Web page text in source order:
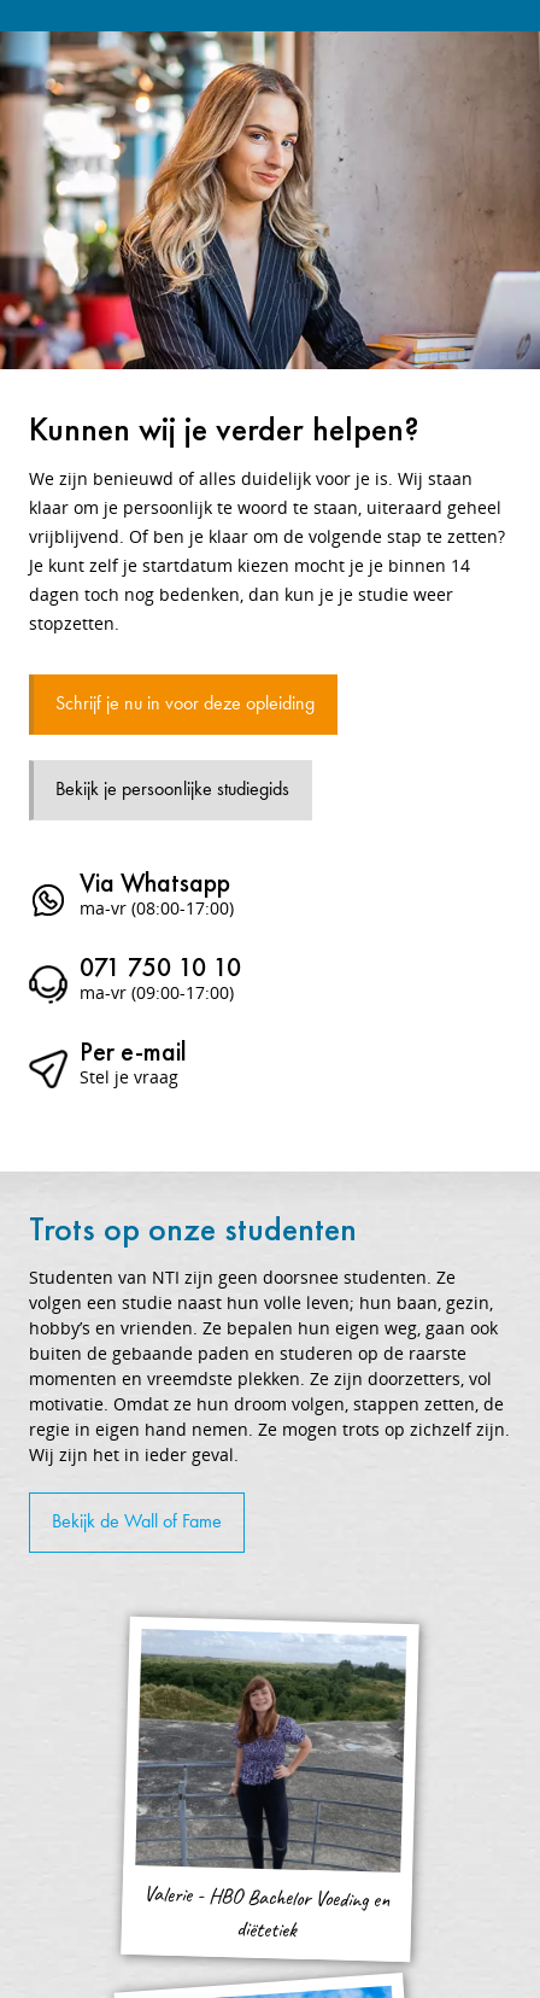
Kunnen wij je verder helpen?
We zijn benieuwd of alles duidelijk voor je is. Wij staan
klaar om je persoonlijk te woord te staan, uiteraard geheel
vrijblijvend. Of ben je klaar om de volgende stap te zetten?
Je kunt zelf je startdatum kiezen mocht je je binnen 14
dagen toch nog bedenken, dan kun je je studie weer
stopzetten.
Schrijf je nu in voor deze opleiding
Bekijk je persoonlijke studiegids
Via Whatsapp
ma-vr (08:00-17:00)
071 750 10 10
ma-vr (09:00-17:00)
Per e-mail
Stel je vraag
Trots op onze studenten
Studenten van NTI zijn geen doorsnee studenten. Ze
volgen een studie naast hun volle leven; hun baan, gezin,
hobby’s en vrienden. Ze bepalen hun eigen weg, gaan ook
buiten de gebaande paden en studeren op de raarste
momenten en vreemdste plekken. Ze zijn doorzetters, vol
motivatie. Omdat ze hun droom volgen, stappen zetten, de
regie in eigen hand nemen. Ze mogen trots op zichzelf zijn.
Wij zijn het in ieder geval.
Bekijk de Wall of Fame
Valerie - HBO Bachelor Voeding en
diëtetiek